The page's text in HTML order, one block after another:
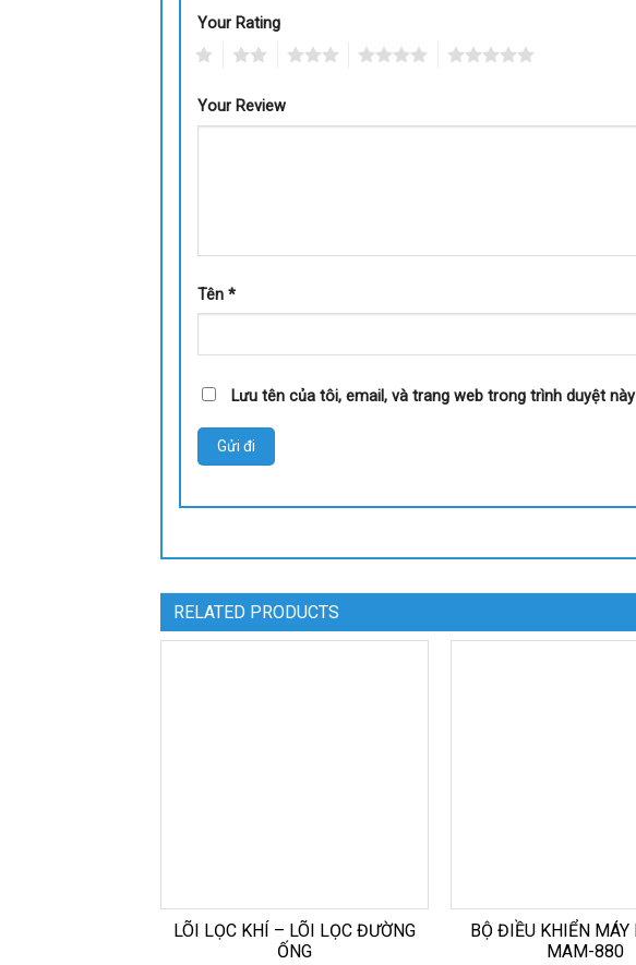
Your Rating
Your Review
Tên *
Lưu tên của tôi, email, và trang web trong trình duyệt
RELATED PRODUCTS
LÕI LỌC KHÍ – LÕI LỌC ĐƯỜNG
ỐNG
BỘ ĐIỀU KHIỂN MÁY
MAM-880